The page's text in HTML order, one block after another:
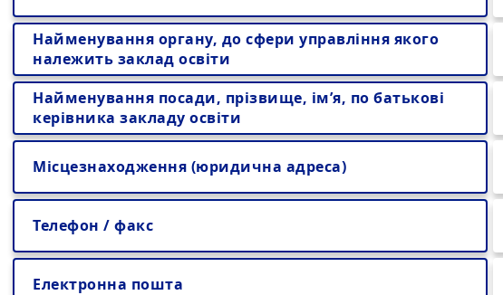
Найменування органу, до сфери управління якого
належить заклад освіти
Найменування посади, прізвище, ім’я, по батькові
керівника закладу освіти
Місцезнаходження (юридична адреса)
Телефон / факс
Електронна пошта